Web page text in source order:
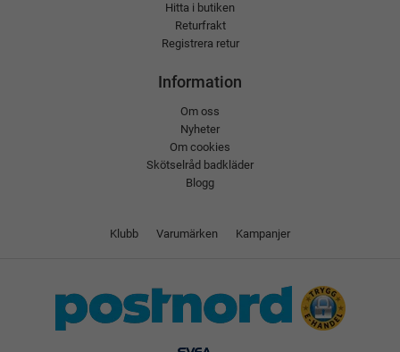
Hitta i butiken
Returfrakt
Registrera retur
Information
Om oss
Nyheter
Om cookies
Skötselråd badkläder
Blogg
Klubb Varumärken Kampanjer